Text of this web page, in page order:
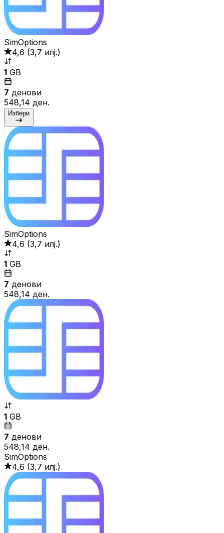
SimOptions
4,6 (3,7 илј.)
1 GB
7 денови
548,14 ден.
Избери
SimOptions
4,6 (3,7 илј.)
1 GB
7 денови
548,14 ден.
1 GB
7 денови
548,14 ден.
SimOptions
4,6 (3,7 илј.)